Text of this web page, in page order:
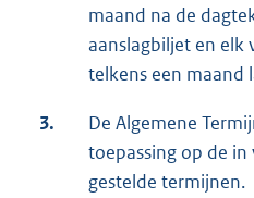
maand na de
aanslagbiljet en elk
telkens een maand
3.
De Algemene
toepassing op de
gestelde termijnen.